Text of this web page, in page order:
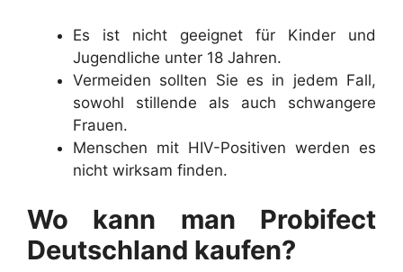
Es ist nicht geeignet für Kinder und
Jugendliche unter 18 Jahren.
Vermeiden sollten Sie es in jedem Fall,
sowohl stillende als auch schwangere
Frauen.
Menschen mit HIV-Positiven werden es
nicht wirksam finden.
Wo kann man Probifect
Deutschland kaufen?